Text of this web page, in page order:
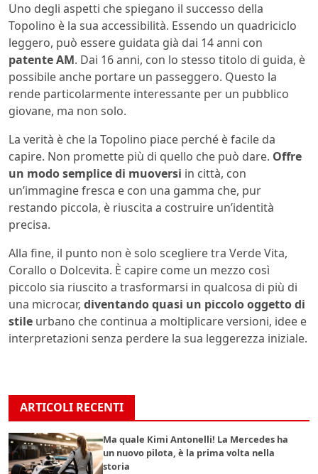
Uno degli aspetti che spiegano il successo della
Topolino è la sua accessibilità. Essendo un quadriciclo
leggero, può essere guidata già dai 14 anni con
patente AM. Dai 16 anni, con lo stesso titolo di guida, è
possibile anche portare un passeggero. Questo la
rende particolarmente interessante per un pubblico
giovane, ma non solo.
La verità è che la Topolino piace perché è facile da
capire. Non promette più di quello che può dare. Offre
un modo semplice di muoversi in città, con
un’immagine fresca e con una gamma che, pur
restando piccola, è riuscita a costruire un’identità
precisa.
Alla fine, il punto non è solo scegliere tra Verde Vita,
Corallo o Dolcevita. È capire come un mezzo così
piccolo sia riuscito a trasformarsi in qualcosa di più di
una microcar, diventando quasi un piccolo oggetto di
stile urbano che continua a moltiplicare versioni, idee e
interpretazioni senza perdere la sua leggerezza iniziale.
ARTICOLI RECENTI
Ma quale Kimi Antonelli! La Mercedes ha
un nuovo pilota, è la prima volta nella
storia